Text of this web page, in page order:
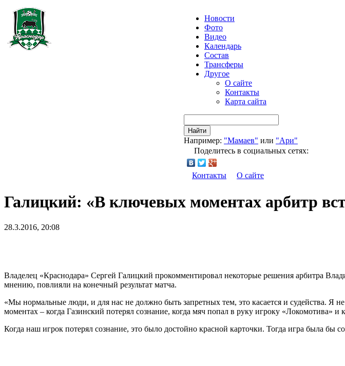
Новости
Фото
Видео
Календарь
Состав
Трансферы
Другое
О сайте
Контакты
Карта сайта
Найти
Например: "Мамаев" или "Ари"
Поделитесь в социальных сетях:
Контакты О сайте
Галицкий: «В ключевых моментах арбитр
28.3.2016, 20:08
Владелец «Краснодара» Сергей Галицкий прокомментировал некоторые решения арбитра
мнению, повлияли на конечный результат матча.
«Мы нормальные люди, и для нас не должно быть запретных тем, это касается и судейства. Я
моментах – когда Газинский потерял сознание, когда мяч попал в руку игроку «Локомотива»
Когда наш игрок потерял сознание, это было достойно красной карточки. Тогда игра была бы